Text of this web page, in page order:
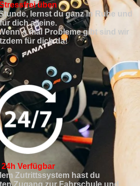
üben
lernst du ganz in Ruhe und
dich alleine.
mal Probleme gibt sind wir
für dich da!
24h Verfügbar
Zutrittssystem hast du
Zugang zur Fahrschule und